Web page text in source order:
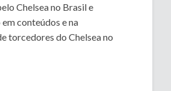
Chelsea no Brasil e
conteúdos e na
torcedores do Chelsea no